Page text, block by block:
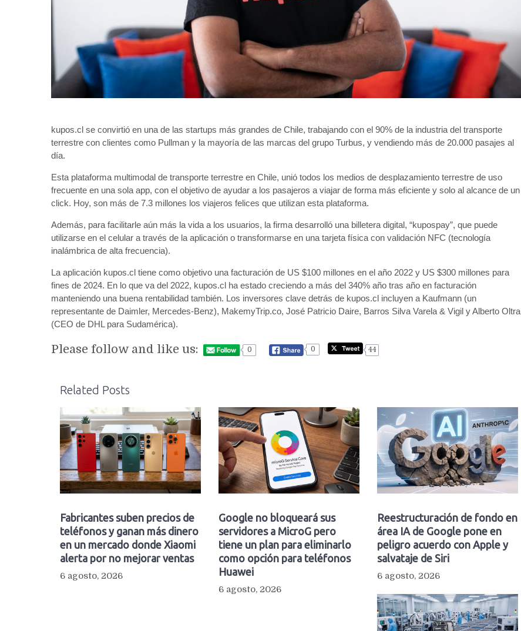
kupos.cl se convirtió en una de las startups más grandes de Chile, trabajando con el 90% de la industria del transporte
terrestre con clientes como Pullman y la mayoría de las marcas del grupo Turbus, y vendiendo más de 20.000 pasajes al
día.
Esta plataforma multimodal de transporte terrestre en Chile, unió todos los medios de desplazamiento terrestre de uso
frecuente en una sola app, con el objetivo de ayudar a los pasajeros a viajar de forma más eficiente y solo al alcance de un
click. Hoy, son más de 7.3 millones los viajeros felices que utilizan esta plataforma.
Además, para facilitarle aún más la vida a los usuarios, la firma desarrolló una billetera digital, “kupospay”, que puede
utilizarse en el celular a través de la aplicación o transformarse en una tarjeta física con validación NFC (tecnología
inalámbrica de alta frecuencia).
La aplicación kupos.cl tiene como objetivo una facturación de US $100 millones en el año 2022 y US $300 millones para
fines de 2024. En lo que va del 2022, kupos.cl ha estado creciendo a más del 340% año tras año en facturación
manteniendo una buena rentabilidad también. Los inversores clave detrás de kupos.cl incluyen a Kaufmann (un
representante de Daimler, Mercedes-Benz), MakemyTrip.co, José Patricio Daire, Barros Silva Varela & Vigil y Alberto Oltra
(CEO de DHL para Sudamérica).
Please follow and like us: 0 0 44
Related Posts
Fabricantes suben precios de
teléfonos y ganan más dinero
en un mercado donde Xiaomi
alerta por no mejorar ventas
6 agosto, 2026
Google no bloqueará sus
servidores a MicroG pero
tiene un plan para eliminarlo
como opción para teléfonos
Huawei
6 agosto, 2026
Reestructuración de fondo en
área IA de Google pone en
peligro acuerdo con Apple y
salvataje de Siri
6 agosto, 2026